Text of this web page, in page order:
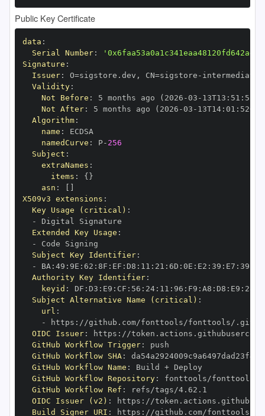
Public Key Certificate
data :
Serial Number:
Signature :
Issuer: O=sigstore.dev , CN=sigstore -
Validity:
Not Before : 5 months ago (2026 -03 - 13T13 : 51 :
Not After: 5 months ago (2026 -03 - 13T14: 01 : 52+00
Algorithm:
name :
namedCurve : P- 256
Subject :
extraNames :
items : { }
asn :
X509v3 extensions :
Key Usage (critical) :
-
Extended Key Usage :
-
Subject Key Identifier:
-
BA : 49 : 9E : 62 : 8F : EF : D8 : 11 : 21 : 6D : 0E : E2 : 39 : E7 : 39
Authority Key Identifier:
keyid : DF : D3 : E9 : CF : 56 : 24: 11 : 96 : F9 : A8 : D8 : E9 : 28
Subject Alternative Name (critical) :
url :
-
https :
OIDC Issuer: https :
GitHub Workflow Trigger:
GitHub Workflow SHA:
GitHub Workflow Name :
GitHub Workflow Repository:
GitHub Workflow Ref :
OIDC Issuer (v2) : https :
Build Signer URI : https :